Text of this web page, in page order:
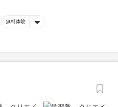
無料体験